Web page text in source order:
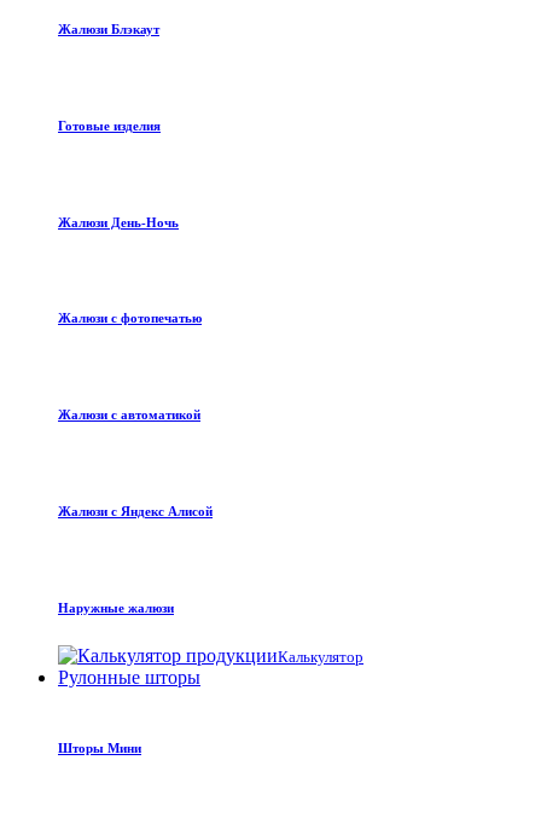
Жалюзи Блэкаут
Готовые изделия
Жалюзи День-Ночь
Жалюзи с фотопечатью
Жалюзи с автоматикой
Жалюзи с Яндекс Алисой
Наружные жалюзи
Калькулятор
Рулонные шторы
Шторы Мини